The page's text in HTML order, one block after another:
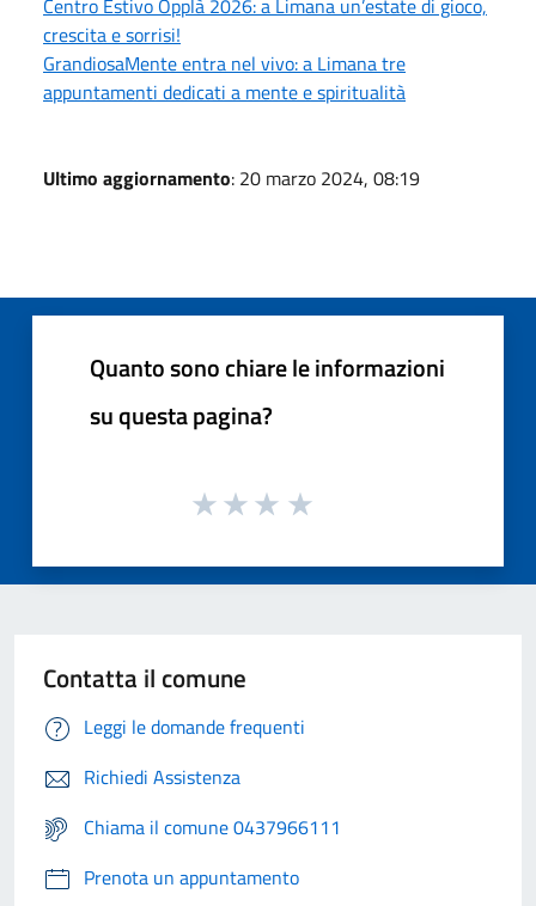
crescita e sorrisi!
GrandiosaMente entra nel vivo: a Limana tre
appuntamenti dedicati a mente e spiritualità
Ultimo aggiornamento: 20 marzo 2024, 08:19
Quanto sono chiare le informazioni
su questa pagina?
Contatta il comune
Leggi le domande frequenti
Richiedi Assistenza
Chiama il comune 0437966111
Prenota un appuntamento